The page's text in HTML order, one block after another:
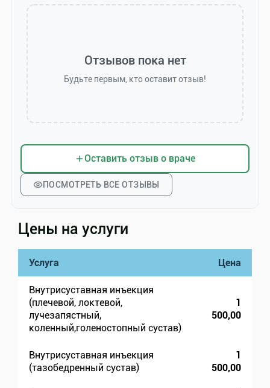
Отзывов пока нет
Будьте первым, кто оставит отзыв!
Оставить отзыв о враче
ПОСМОТРЕТЬ ВСЕ ОТЗЫВЫ
Цены на услуги
Услуга Цена
Внутрисуставная инъекция
(плечевой, локтевой,
лучезапястный,
коленный,голеностопный сустав)
1
500,00
Внутрисуставная инъекция
(тазобедренный сустав)
1
500,00